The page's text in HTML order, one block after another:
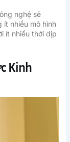
nghệ sẽ
nhiều mô hình
ít nhiều thời dịp
Kinh